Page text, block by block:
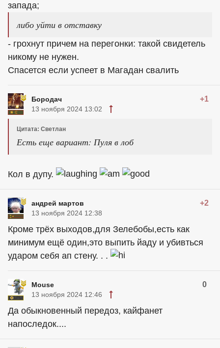
запада;
либо уйти в отставку
- грохнут причем на перегонки: такой свидетель
никому не нужен.
Спасется если успеет в Магадан свалить
Бородач +1
13 ноября 2024 13:02
Цитата: Светлан
Есть еще вариант: Пуля в лоб
Кол в дупу.
андрей мартов +2
13 ноября 2024 12:38
Кроме трёх выходов,для Зелебобы,есть как
минимум ещё один,это выпить йаду и убивться
ударом себя ап стену. . .
Mouse 0
13 ноября 2024 12:46
Да обыкновенный передоз, кайфанет
напоследок....